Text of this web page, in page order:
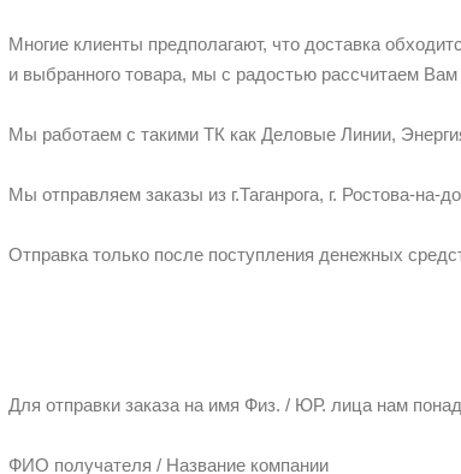
Многие клиенты предполагают, что доставка
и выбранного товара, мы с радостью рассчитаем
Мы работаем с такими ТК как Деловые Линии,
Мы отправляем заказы из г.Таганрога, г. Ростова-на-
Отправка только после поступления денежных
Для отправки заказа на имя Физ. / ЮР. лица нам
ФИО получателя / Название компании